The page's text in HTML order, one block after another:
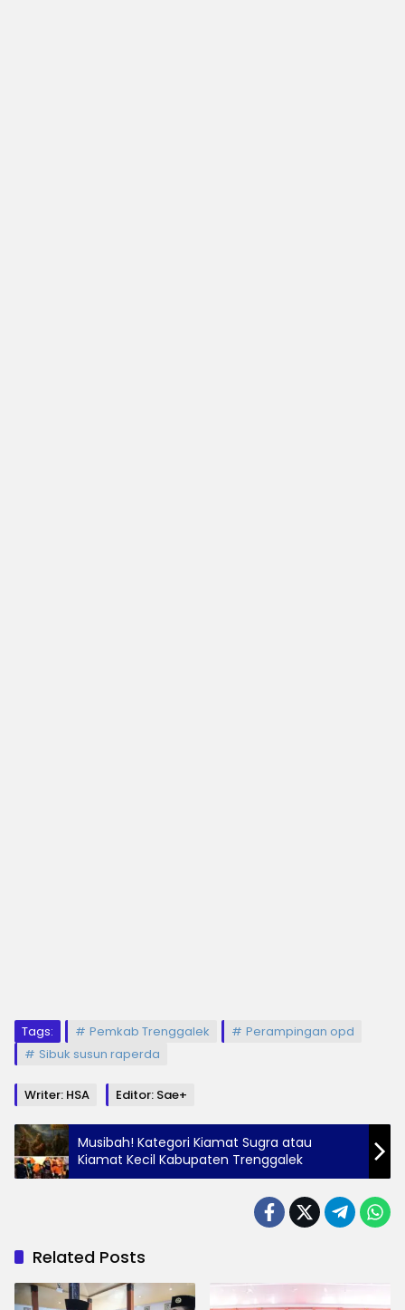
Tags: Pemkab Trenggalek
Perampingan opd
Sibuk susun raperda
Writer: HSA Editor: Sae+
Musibah! Kategori Kiamat Sugra atau
Kiamat Kecil Kabupaten Trenggalek
Related Posts